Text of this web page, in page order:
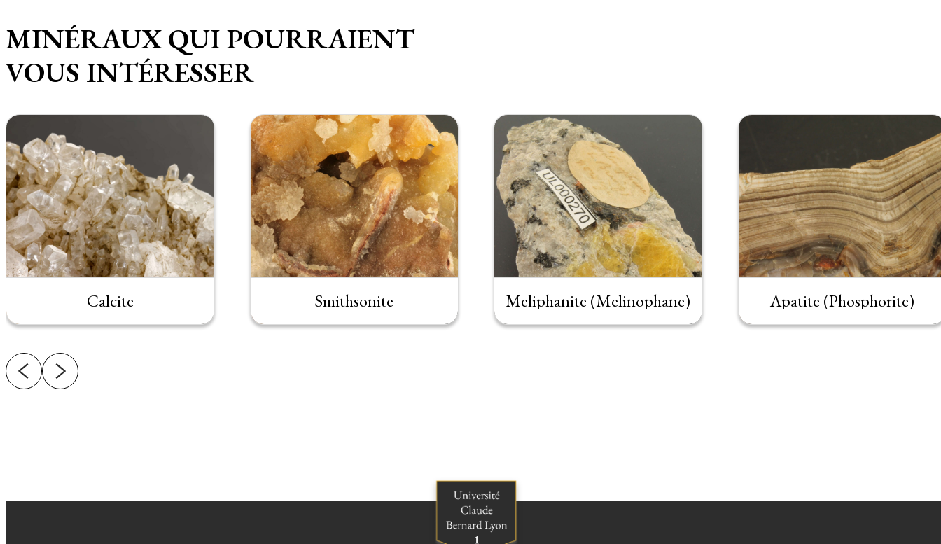
MINÉRAUX QUI POURRAIENT
VOUS INTÉRESSER
Calcite Smithsonite Meliphanite (Melinophane) Apatite (Phosphorite)